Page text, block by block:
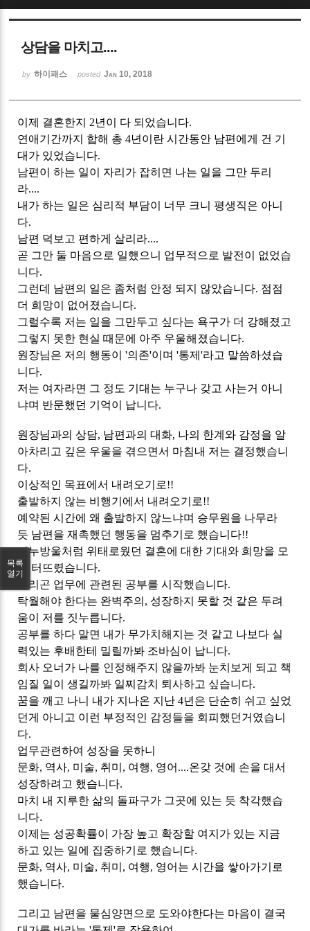
상담을 마치고....
by 하이패스 posted Jan 10, 2018
이제 결혼한지 2년이 다 되었습니다.
연애기간까지 합해 총 4년이란 시간동안 남편에게 건 기
대가 있었습니다.
남편이 하는 일이 자리가 잡히면 나는 일을 그만 두리
라....
내가 하는 일은 심리적 부담이 너무 크니 평생직은 아니
다.
남편 덕보고 편하게 살리라....
곧 그만 둘 마음으로 일했으니 업무적으로 발전이 없었습
니다.
그런데 남편의 일은 좀처럼 안정 되지 않았습니다. 점점
더 희망이 없어졌습니다.
그럴수록 저는 일을 그만두고 싶다는 욕구가 더 강해졌고
그렇지 못한 현실 때문에 아주 우울해졌습니다.
원장님은 저의 행동이 '의존'이며 '통제'라고 말씀하셨습
니다.
저는 여자라면 그 정도 기대는 누구나 갖고 사는거 아니
냐며 반문했던 기억이 납니다.
원장님과의 상담, 남편과의 대화, 나의 한계와 감정을 알
아차리고 깊은 우울을 겪으면서 마침내 저는 결정했습니
다.
이상적인 목표에서 내려오기로!!
출발하지 않는 비행기에서 내려오기로!!
예약된 시간에 왜 출발하지 않느냐며 승무원을 나무라
듯 남편을 재촉했던 행동을 멈추기로 했습니다!!
비누방울처럼 위태로웠던 결혼에 대한 기대와 희망을 모
두 터뜨렸습니다.
그리곤 업무에 관련된 공부를 시작했습니다.
탁월해야 한다는 완벽주의, 성장하지 못할 것 같은 두려
움이 저를 짓누릅니다.
공부를 하다 말면 내가 무가치해지는 것 같고 나보다 실
력있는 후배한테 밀릴까봐 조바심이 납니다.
회사 오너가 나를 인정해주지 않을까봐 눈치보게 되고 책
임질 일이 생길까봐 일찌감치 퇴사하고 싶습니다.
꿈을 깨고 나니 내가 지나온 지난 4년은 단순히 쉬고 싶었
던게 아니고 이런 부정적인 감정들을 회피했던거였습니
다.
업무관련하여 성장을 못하니
문화, 역사, 미술, 취미, 여행, 영어....온갖 것에 손을 대서
성장하려고 했습니다.
마치 내 지루한 삶의 돌파구가 그곳에 있는 듯 착각했습
니다.
이제는 성공확률이 가장 높고 확장할 여지가 있는 지금
하고 있는 일에 집중하기로 했습니다.
문화, 역사, 미술, 취미, 여행, 영어는 시간을 쌓아가기로
했습니다.
그리고 남편을 물심양면으로 도와야한다는 마음이 결국
목록
열기
Sketchbook5, 스케치북5
Sketchbook5, 스케치북5